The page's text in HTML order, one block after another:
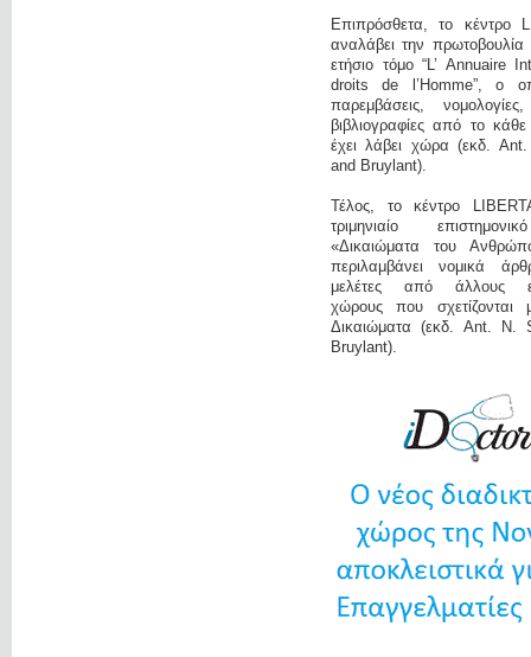
Επιπρόσθετα, το κέντρο
αναλάβει την πρωτοβουλία
ετήσιο τόμο “L’ Annuaire
droits de l’Homme”, ο
παρεμβάσεις,
βιβλιογραφίες από το
έχει λάβει χώρα (εκδ.
and Bruylant).
Τέλος, το κέντρο
τριμηνιαίο
«Δικαιώματα του
περιλαμβάνει νομικά
μελέτες από άλλους
χώρους που σχετίζονται
Δικαιώματα (εκδ. Ant. N.
Bruylant).